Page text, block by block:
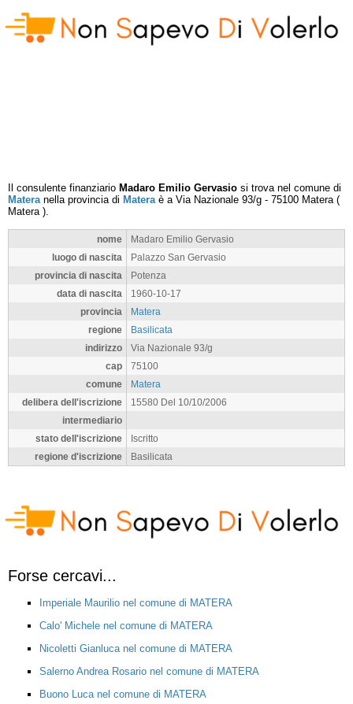
Il consulente finanziario Madaro Emilio Gervasio si trova nel comune di
Materanella provincia di Materaè a Via Nazionale 93/g - 75100 Matera(
Matera).
nome
Madaro Emilio Gervasio
luogo di nascita
Palazzo San Gervasio
provincia di nascita
Potenza
data di nascita
1960-10-17
provincia
Matera
regione
Basilicata
indirizzo
Via Nazionale 93/g
cap
75100
comune
Matera
delibera dell'iscrizione
15580 Del 10/10/2006
intermediario
stato dell'iscrizione
Iscritto
regione d'iscrizione
Basilicata
Forse cercavi...
Imperiale Maurilio nel comune di MATERA
Calo' Michele nel comune di MATERA
Nicoletti Gianluca nel comune di MATERA
Salerno Andrea Rosario nel comune di MATERA
Buono Luca nel comune di MATERA